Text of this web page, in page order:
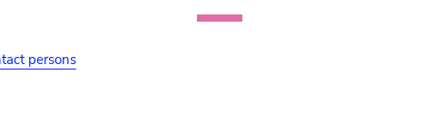
persons